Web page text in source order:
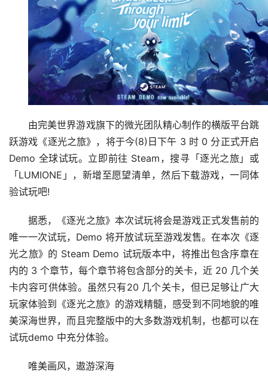
由完美世界游戏旗下的微光团队精心制作的横版平台跳
跃游戏《逐光之旅》，将于今(8)日下午 3 时 0 分正式开启
Demo 全球试玩。立即前往 Steam，搜寻「逐光之旅」或
「LUMIONE」，新增至愿望清单，然后下载游戏，一同体
验试玩吧!
据悉，《逐光之旅》本次试玩将会是游戏正式发售前的
唯一一次试玩，Demo 将开放试玩至游戏发售。在本次《逐
光之旅》的 Steam Demo 试玩版本中，将推出包含序章在
内的 3 个章节，每个章节将包含部分的关卡，近 20 几个关
卡内容可供体验。虽然只有20 几个关卡，但已足够让广大
玩家体验到《逐光之旅》的游戏精髓，感受到不同地貌的唯
美深海世界，而且完整版中的大多数游戏机制，也都可以在
试玩demo 中充分体验。
唯美画风，遨游深海